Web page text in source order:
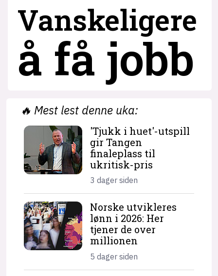
Vanskeligere
å få jobb
🔥 Mest lest denne uka:
'Tjukk i huet'-utspill
gir Tangen
finaleplass til
ukritisk-pris
3 dager siden
Norske utvikleres
lønn i 2026: Her
tjener de over
millionen
5 dager siden